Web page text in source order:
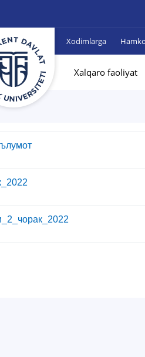
Xodimlarga
Xalqaro faoliyat